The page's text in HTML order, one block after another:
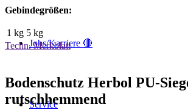
Jobs/Karriere 🔴
Service
Gebindegrößen:
1 kg 5 kg
Techn. Merkblatt
Bodenschutz Herbol PU-
rutschhemmend